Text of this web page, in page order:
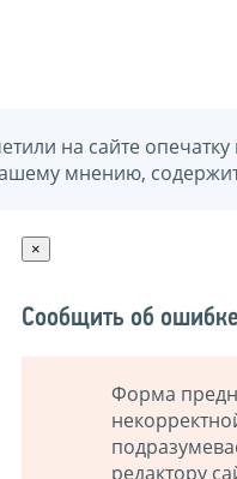
на сайте
мнению,
×
Сообщить об
Форма
редактору